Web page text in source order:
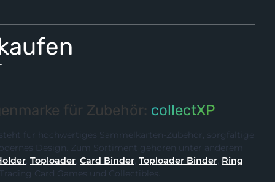
für Zubehör: collectXP
für hochwertiges Sammelkarten-Zubehör, sorgfältige
Design. Zum Sortiment gehören unter anderem
, Toploader, Card Binder, Toploader Binder, Ring
Card Games und Collectibles.